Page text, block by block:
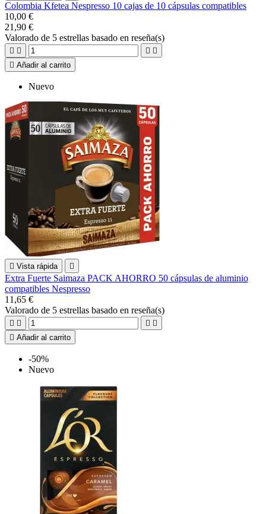
Colombia Kfetea Nespresso 10 cajas de 10 cápsulas compatibles
10,00 €
21,90 €
Valorado de 5 estrellas basado en reseña(s)
   
 Añadir al carrito
Nuevo
 Vista rápida 
Extra Fuerte Saimaza PACK AHORRO 50 cápsulas de aluminio
compatibles Nespresso
11,65 €
Valorado de 5 estrellas basado en reseña(s)
   
 Añadir al carrito
-50%
Nuevo